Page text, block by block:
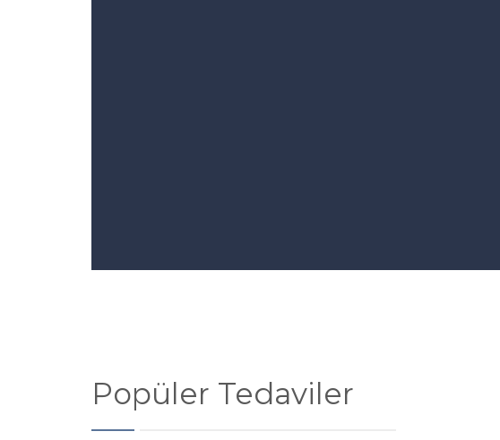
Popüler Tedaviler